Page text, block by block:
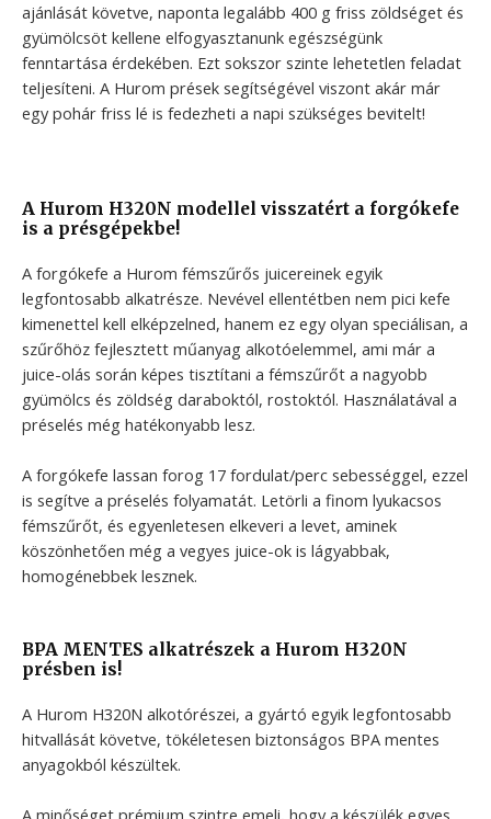
ajánlását követve, naponta legalább 400 g friss zöldséget és
gyümölcsöt kellene elfogyasztanunk egészségünk
fenntartása érdekében. Ezt sokszor szinte lehetetlen feladat
teljesíteni. A Hurom prések segítségével viszont akár már
egy pohár friss lé is fedezheti a napi szükséges bevitelt!
A Hurom H320N modellel visszatért a forgókefe
is a présgépekbe!
A forgókefe a Hurom fémszűrős juicereinek egyik
legfontosabb alkatrésze. Nevével ellentétben nem pici kefe
kimenettel kell elképzelned, hanem ez egy olyan speciálisan, a
szűrőhöz fejlesztett műanyag alkotóelemmel, ami már a
juice-olás során képes tisztítani a fémszűrőt a nagyobb
gyümölcs és zöldség daraboktól, rostoktól. Használatával a
préselés még hatékonyabb lesz.
A forgókefe lassan forog 17 fordulat/perc sebességgel, ezzel
is segítve a préselés folyamatát. Letörli a finom lyukacsos
fémszűrőt, és egyenletesen elkeveri a levet, aminek
köszönhetően még a vegyes juice-ok is lágyabbak,
homogénebbek lesznek.
BPA MENTES alkatrészek a Hurom H320N
présben is!
A Hurom H320N alkotórészei, a gyártó egyik legfontosabb
hitvallását követve, tökéletesen biztonságos BPA mentes
anyagokból készültek.